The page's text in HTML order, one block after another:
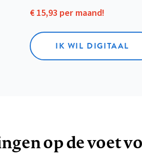
€ 15,93 per maand!
IK WIL DIGITAAL
op de voet